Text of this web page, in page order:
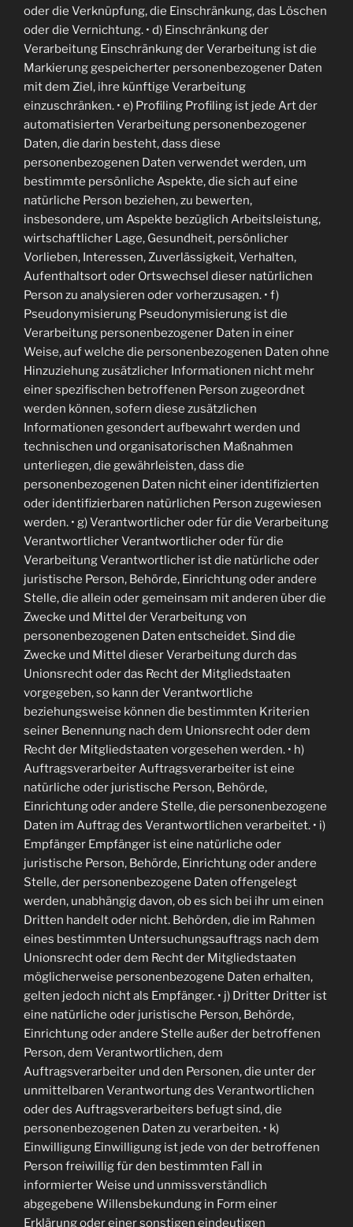
oder die Verknüpfung, die Einschränkung, das Löschen
oder die Vernichtung. • d) Einschränkung der
Verarbeitung Einschränkung der Verarbeitung ist die
Markierung gespeicherter personenbezogener Daten
mit dem Ziel, ihre künftige Verarbeitung
einzuschränken. • e) Profiling Profiling ist jede Art der
automatisierten Verarbeitung personenbezogener
Daten, die darin besteht, dass diese
personenbezogenen Daten verwendet werden, um
bestimmte persönliche Aspekte, die sich auf eine
natürliche Person beziehen, zu bewerten,
insbesondere, um Aspekte bezüglich Arbeitsleistung,
wirtschaftlicher Lage, Gesundheit, persönlicher
Vorlieben, Interessen, Zuverlässigkeit, Verhalten,
Aufenthaltsort oder Ortswechsel dieser natürlichen
Person zu analysieren oder vorherzusagen. • f)
Pseudonymisierung Pseudonymisierung ist die
Verarbeitung personenbezogener Daten in einer
Weise, auf welche die personenbezogenen Daten ohne
Hinzuziehung zusätzlicher Informationen nicht mehr
einer spezifischen betroffenen Person zugeordnet
werden können, sofern diese zusätzlichen
Informationen gesondert aufbewahrt werden und
technischen und organisatorischen Maßnahmen
unterliegen, die gewährleisten, dass die
personenbezogenen Daten nicht einer identifizierten
oder identifizierbaren natürlichen Person zugewiesen
werden. • g) Verantwortlicher oder für die Verarbeitung
Verantwortlicher Verantwortlicher oder für die
Verarbeitung Verantwortlicher ist die natürliche oder
juristische Person, Behörde, Einrichtung oder andere
Stelle, die allein oder gemeinsam mit anderen über die
Zwecke und Mittel der Verarbeitung von
personenbezogenen Daten entscheidet. Sind die
Zwecke und Mittel dieser Verarbeitung durch das
Unionsrecht oder das Recht der Mitgliedstaaten
vorgegeben, so kann der Verantwortliche
beziehungsweise können die bestimmten Kriterien
seiner Benennung nach dem Unionsrecht oder dem
Recht der Mitgliedstaaten vorgesehen werden. • h)
Auftragsverarbeiter Auftragsverarbeiter ist eine
natürliche oder juristische Person, Behörde,
Einrichtung oder andere Stelle, die personenbezogene
Daten im Auftrag des Verantwortlichen verarbeitet. • i)
Empfänger Empfänger ist eine natürliche oder
juristische Person, Behörde, Einrichtung oder andere
Stelle, der personenbezogene Daten offengelegt
werden, unabhängig davon, ob es sich bei ihr um einen
Dritten handelt oder nicht. Behörden, die im Rahmen
eines bestimmten Untersuchungsauftrags nach dem
Unionsrecht oder dem Recht der Mitgliedstaaten
möglicherweise personenbezogene Daten erhalten,
gelten jedoch nicht als Empfänger. • j) Dritter Dritter ist
eine natürliche oder juristische Person, Behörde,
Einrichtung oder andere Stelle außer der betroffenen
Person, dem Verantwortlichen, dem
Auftragsverarbeiter und den Personen, die unter der
unmittelbaren Verantwortung des Verantwortlichen
oder des Auftragsverarbeiters befugt sind, die
personenbezogenen Daten zu verarbeiten. • k)
Einwilligung Einwilligung ist jede von der betroffenen
Person freiwillig für den bestimmten Fall in
informierter Weise und unmissverständlich
abgegebene Willensbekundung in Form einer
Erklärung oder einer sonstigen eindeutigen